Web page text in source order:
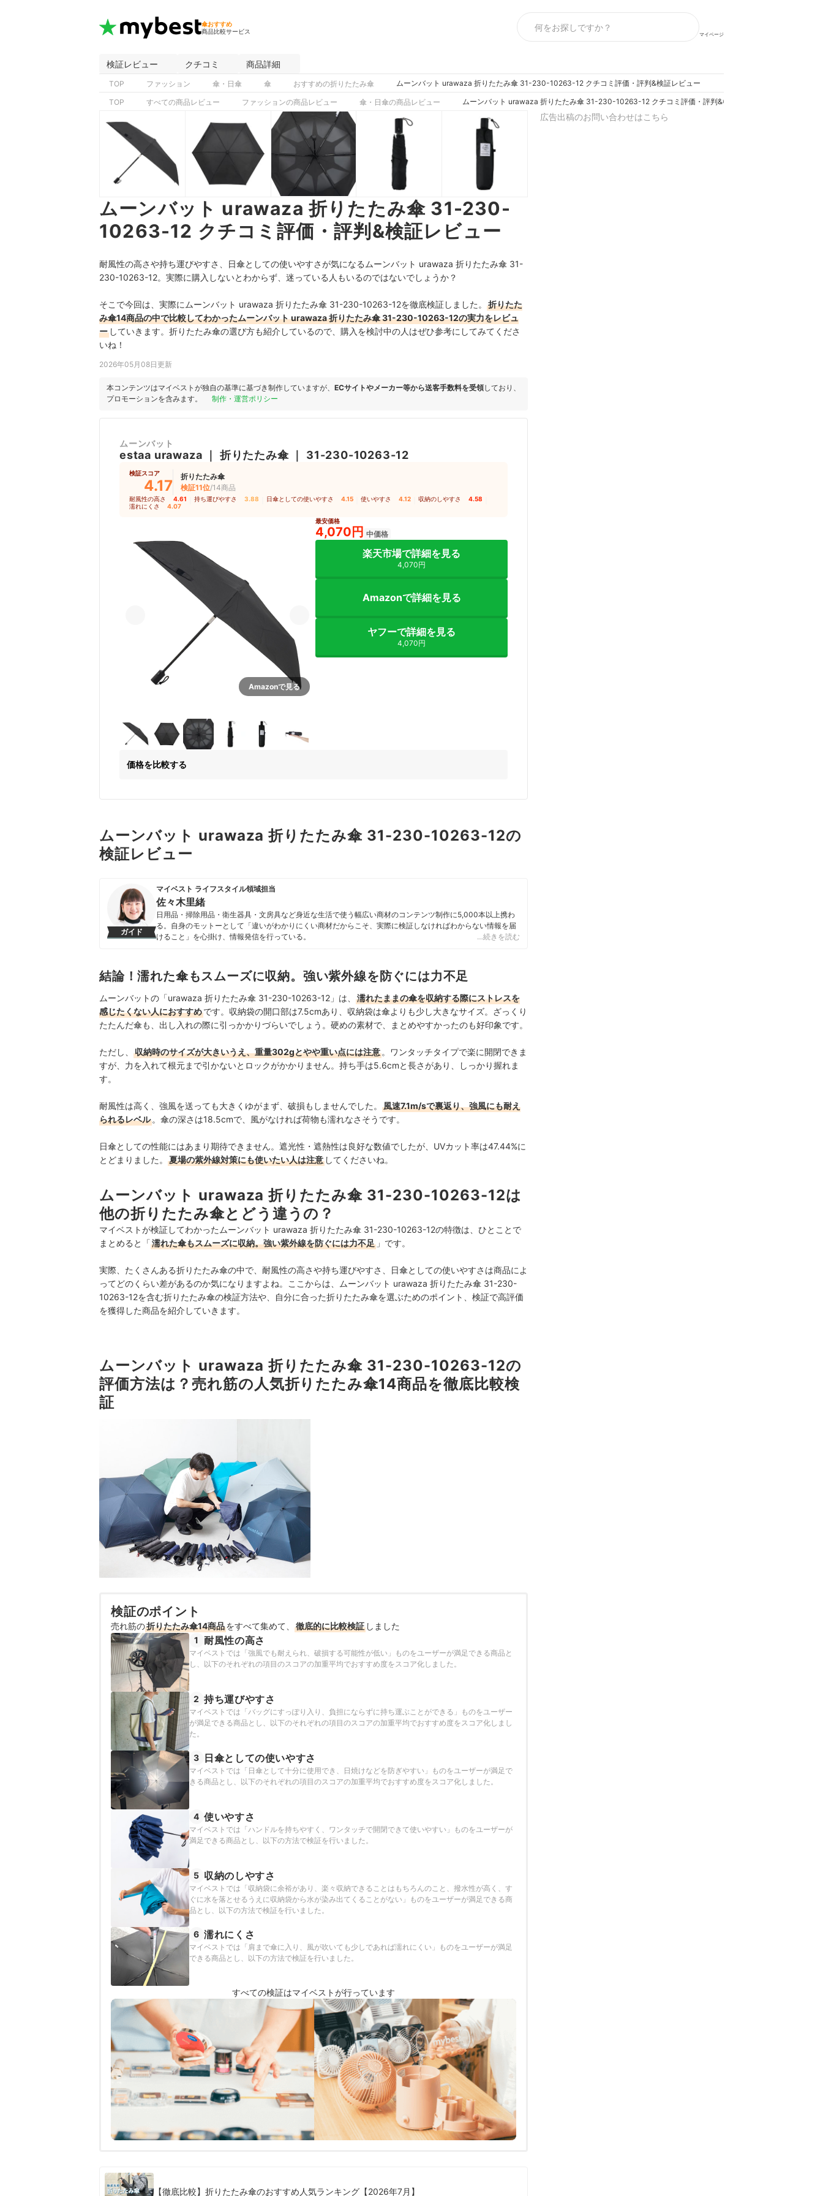
傘おすすめ
商品比較サービス
マイページ
検証レビュー クチコミ 商品詳細
TOP ファッション 傘・日傘 傘 おすすめの折りたたみ傘 ムーンバット urawaza 折りたたみ傘 31-230-10263-12 クチコミ評価・評判&検証レビュー
TOP すべての商品レビュー ファッションの商品レビュー 傘・日傘の商品レビュー ムーンバット urawaza 折りたたみ傘 31-230-10263-12 クチコミ評価・評判&検証レビュー
ムーンバット urawaza 折りたたみ傘 31-230-
10263-12 クチコミ評価・評判&検証レビュー
耐風性の高さや持ち運びやすさ、日傘としての使いやすさが気になるムーンバット urawaza 折りたたみ傘 31-
230-10263-12。実際に購入しないとわからず、迷っている人もいるのではないでしょうか？
そこで今回は、実際にムーンバット urawaza 折りたたみ傘 31-230-10263-12を徹底検証しました。
折りたた
み傘14商品の中で比較してわかったムーンバット urawaza 折りたたみ傘 31-230-10263-12の実力をレビュ
ー していきます。折りたたみ傘の選び方も紹介しているので、購入を検討中の人はぜひ参考にしてみてくださ
いね！
2026年05月08日更新
本コンテンツはマイベストが独自の基準に基づき制作していますが、 ECサイトやメーカー等から送客手数料を受領しており、
プロモーションを含みます。
制作・運営ポリシー
ムーンバット
estaa urawaza 折りたたみ傘｜ 31-230-10263-12
検証スコア
4.17
折りたたみ傘
検証11位/14商品
耐風性の高さ 4.61 持ち運びやすさ 3.88 日傘としての使いやすさ 4.15 使いやすさ 4.12 収納のしやすさ 4.58
濡れにくさ 4.07
Amazonで見る
最安価格
4,070円 中価格
楽天市場で詳細を見る
4,070円
Amazonで詳細を見る
ヤフーで詳細を見る
4,070円
価格を比較する
ムーンバット urawaza 折りたたみ傘 31-230-10263-12の
検証レビュー
ガイド
マイベスト ライフスタイル領域担当
佐々木里緒
日用品・掃除用品・衛生器具・文房具など身近な生活で使う幅広い商材のコンテンツ制作に5,000本以上携わ
る。自身のモットーとして「違いがわかりにくい商材だからこそ、実際に検証しなければわからない情報を届
けること」を心掛け、情報発信を行っている。
…続きを読む
結論！濡れた傘もスムーズに収納。強い紫外線を防ぐには力不足
ムーンバットの「urawaza 折りたたみ傘 31-230-10263-12」は、
濡れたままの傘を収納する際にストレスを
感じたくない人におすすめです。収納袋の開口部は7.5cmあり、収納袋は傘よりも少し大きなサイズ。ざっくり
たたんだ傘も、出し入れの際に引っかかりづらいでしょう。硬めの素材で、まとめやすかったのも好印象です。
ただし、 収納時のサイズが大きいうえ、重量302gとやや重い点には注意 。ワンタッチタイプで楽に開閉できま
すが、力を入れて根元まで引かないとロックがかかりません。持ち手は5.6cmと長さがあり、しっかり握れま
す。
耐風性は高く、強風を送っても大きくゆがまず、破損もしませんでした。
風速7.1m/sで裏返り、強風にも耐え
られるレベル 。傘の深さは18.5cmで、風がなければ荷物も濡れなさそうです。
日傘としての性能にはあまり期待できません。遮光性・遮熱性は良好な数値でしたが、UVカット率は47.44%に
とどまりました。
夏場の紫外線対策にも使いたい人は注意 してくださいね。
ムーンバット urawaza 折りたたみ傘 31-230-10263-12は
他の折りたたみ傘とどう違うの？
マイベストが検証してわかったムーンバット urawaza 折りたたみ傘 31-230-10263-12の特徴は、ひとことで
まとめると「濡れた傘もスムーズに収納。強い紫外線を防ぐには力不足 」です。
実際、たくさんある折りたたみ傘の中で、耐風性の高さや持ち運びやすさ、日傘としての使いやすさは商品によ
ってどのくらい差があるのか気になりますよね。ここからは、ムーンバット urawaza 折りたたみ傘 31-230-
10263-12を含む折りたたみ傘の検証方法や、自分に合った折りたたみ傘を選ぶためのポイント、検証で高評価
を獲得した商品を紹介していきます。
ムーンバット urawaza 折りたたみ傘 31-230-10263-12の
評価方法は？売れ筋の人気折りたたみ傘14商品を徹底比較検
証
検証のポイント
売れ筋の折りたたみ傘14商品をすべて集めて、 徹底的に比較検証 しました
1 耐風性の高さ
マイベストでは「強風でも耐えられ、破損する可能性が低い」ものをユーザーが満足できる商品と
し、以下のそれぞれの項目のスコアの加重平均でおすすめ度をスコア化しました。
2 持ち運びやすさ
マイベストでは「バッグにすっぽり入り、負担にならずに持ち運ぶことができる」ものをユーザー
が満足できる商品とし、以下のそれぞれの項目のスコアの加重平均でおすすめ度をスコア化しまし
た。
3 日傘としての使いやすさ
マイベストでは「日傘として十分に使用でき、日焼けなどを防ぎやすい」ものをユーザーが満足で
きる商品とし、以下のそれぞれの項目のスコアの加重平均でおすすめ度をスコア化しました。
4 使いやすさ
マイベストでは「ハンドルを持ちやすく、ワンタッチで開閉できて使いやすい」ものをユーザーが
満足できる商品とし、以下の方法で検証を行いました。
5 収納のしやすさ
マイベストでは「収納袋に余裕があり、楽々収納できることはもちろんのこと、撥水性が高く、す
ぐに水を落とせるうえに収納袋から水が染み出てくることがない」ものをユーザーが満足できる商
品とし、以下の方法で検証を行いました。
6 濡れにくさ
マイベストでは「肩まで傘に入り、風が吹いても少しであれば濡れにくい」ものをユーザーが満足
できる商品とし、以下の方法で検証を行いました。
すべての検証はマイベストが行っています
【徹底比較】折りたたみ傘のおすすめ人気ランキング【2026年7月】
広告出稿のお問い合わせはこちら